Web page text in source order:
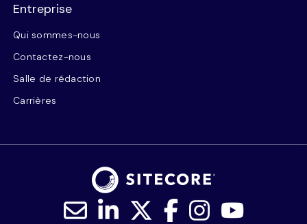
Entreprise
Qui sommes-nous
Contactez-nous
Salle de rédaction
Carrières